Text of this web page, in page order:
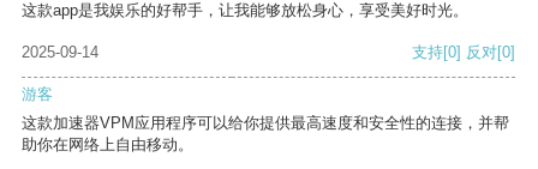
这款app是我娱乐的好帮手，让我能够放松身心，享受美好时光。
2025-09-14 支持[0] 反对[0]
游客
这款加速器VPM应用程序可以给你提供最高速度和安全性的连接，并帮
助你在网络上自由移动。